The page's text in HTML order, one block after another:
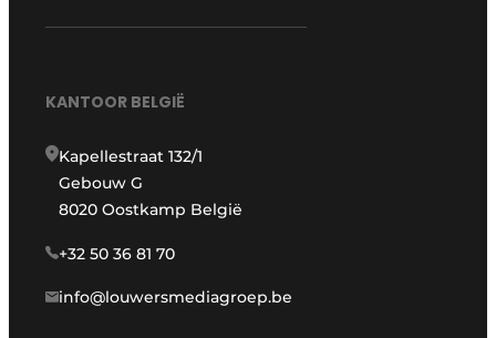
KANTOOR BELGIË
Kapellestraat 132/1
Gebouw G
8020 Oostkamp België
+32 50 36 81 70
info@louwersmediagroep.be